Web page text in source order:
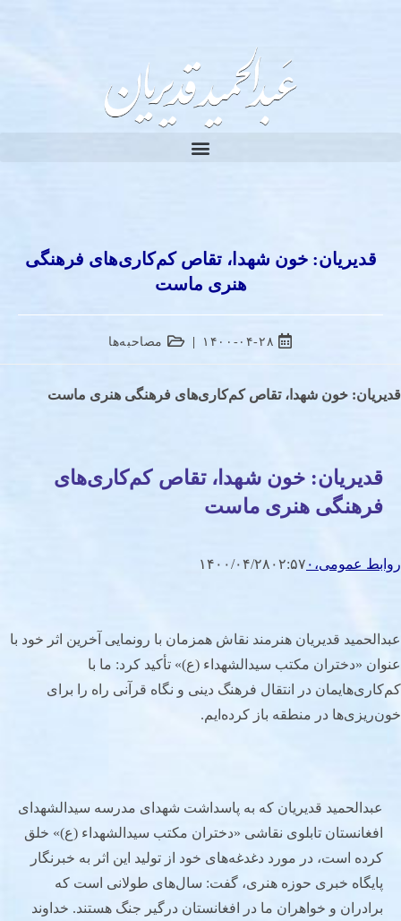
قدیریان: خون شهدا، تقاص کم‌کاری‌های فرهنگی
هنری ماست
۱۴۰۰-۰۴-۲۸ مصاحبه‌ها
قدیریان: خون شهدا، تقاص کم‌کاری‌های فرهنگی هنری ماست
قدیریان: خون شهدا، تقاص کم‌کاری‌های
فرهنگی هنری ماست
روابط عمومی، ۱۴۰۰/۰۴/۲۸ ۰۲:۵۷ ۰
عبدالحمید قدیریان هنرمند نقاش همزمان با رونمایی آخرین اثر خود با
عنوان «دختران مکتب سیدالشهداء (ع)» تأکید کرد: ما با
کم‌کاری‌هایمان در انتقال فرهنگ دینی و نگاه قرآنی راه را برای
خون‌ریزی‌ها در منطقه باز کرده‌ایم.
عبدالحمید قدیریان که به پاسداشت شهدای مدرسه سیدالشهدای
افغانستان تابلوی نقاشی «دختران مکتب سیدالشهداء (ع)» خلق
کرده است، در مورد دغدغه‌های خود از تولید این اثر به خبرنگار
پایگاه خبری حوزه هنری، گفت: سال‌های طولانی است که
برادران و خواهران ما در افغانستان درگیر جنگ هستند. خداوند